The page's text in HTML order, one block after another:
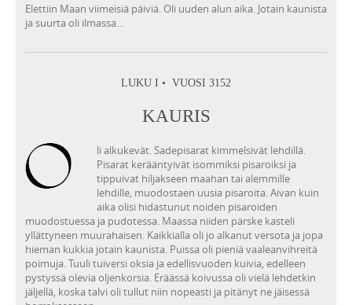
Elettiin Maan viimeisiä päiviä. Oli uuden alun aika. Jotain kaunista
ja suurta oli ilmassa…
LUKU I • VUOSI 3152
KAURIS
li alkukevät. Sadepisarat kimmelsivät lehdillä.
Pisarat kerääntyivät isommiksi pisaroiksi ja
tippuivat hiljakseen maahan tai alemmille
lehdille, muodostaen uusia pisaroita. Aivan kuin
aika olisi hidastunut noiden pisaroiden
muodostuessa ja pudotessa. Maassa niiden pärske kasteli
yllättyneen muurahaisen. Kaikkialla oli jo alkanut versota ja jopa
hieman kukkia jotain kaunista. Puissa oli pieniä vaaleanvihreitä
poimuja. Tuuli tuiversi oksia ja edellisvuoden kuivia, edelleen
pystyssä olevia oljenkorsia. Eräässä koivussa oli vielä lehdetkin
jäljellä, koska talvi oli tullut niin nopeasti ja pitänyt ne jäisessä